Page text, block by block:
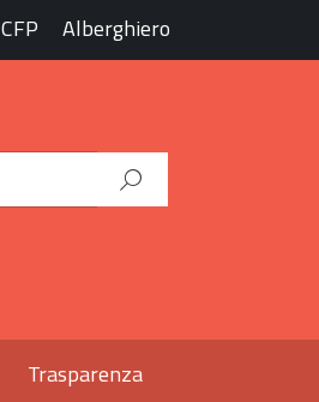
CFP Alberghiero
Trasparenza